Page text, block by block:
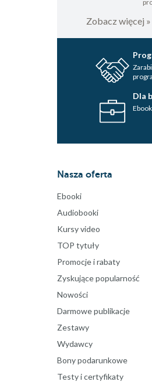
Zobacz więcej »
Dla
Nasza oferta
Ebooki
Audiobooki
Kursy video
TOP tytuły
Promocje i rabaty
Zyskujące popularność
Nowości
Darmowe publikacje
Zestawy
Wydawcy
Bony podarunkowe
Testy i certyfikaty